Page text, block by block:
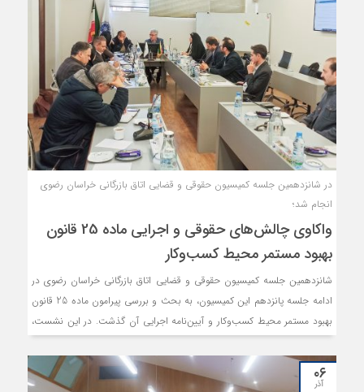
در شانزدهمین جلسه کمیسیون حقوقی و قضایی اتاق بازرگانی خراسان رضوی
انجام شد؛
واکاوی چالش‌های حقوقی و اجرایی ماده 25 قانون
بهبود مستمر محیط کسب‌و‌کار
شانزدهمین جلسه کمیسیون حقوقی و قضایی اتاق بازرگانی خراسان رضوی در
ادامه جلسه پانزدهم این کمیسیون، به بحث و بررسی پیرامون ماده 25 قانون
بهبود مستمر محیط کسب‌و‌کار و آیین‌نامه اجرایی آن گذشت. در این نشست،
به سوالاتی از جمله اينکه آیا مصوبه شورای عالی امنیت ملی، رافع مسئولیت
جبران خسارات وارده به واحدهای تولیدی صنعتی و کشاورزی می‌باشد یا خیر
و با توجه به مواد 4 و 6 آیین‌نامه مذکور، آیا جبران خسارت باید توسط دولت
۰۶
آذر